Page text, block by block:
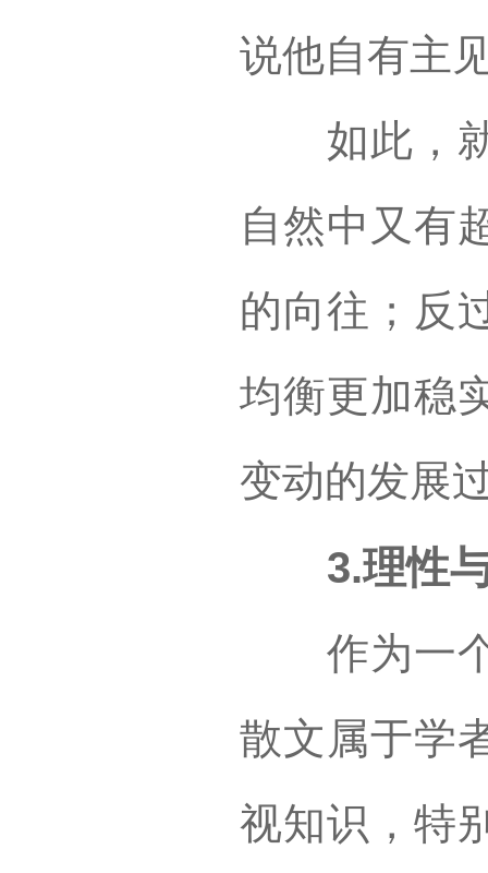
说他自有主
如此，就
自然中又有
的向往；反
均衡更加稳
变动的发展
3.理性与
作为一个
散文属于学
视知识，特